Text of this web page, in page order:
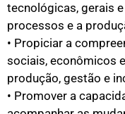
tecnológicas, gerais
processos e a
• Propiciar a
sociais, econômicos
produção, gestão e
• Promover a